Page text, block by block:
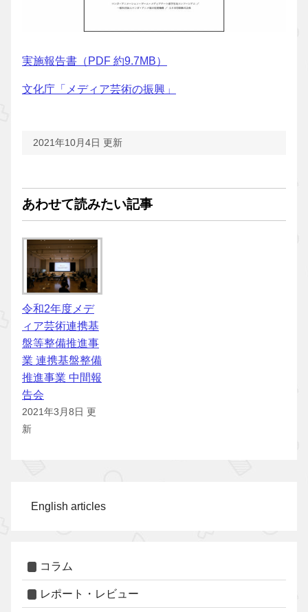
実施報告書（PDF 約9.7MB）
文化庁「メディア芸術の振興」
2021年10月4日 更新
あわせて読みたい記事
令和2年度メデ
ィア芸術連携基
盤等整備推進事
業 連携基盤整備
推進事業 中間報
告会
2021年3月8日 更
新
English articles
コラム
レポート・レビュー